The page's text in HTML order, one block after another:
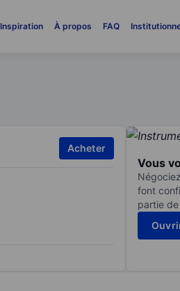
Inspiration À propos FAQ
Acheter
Vous
font
partie